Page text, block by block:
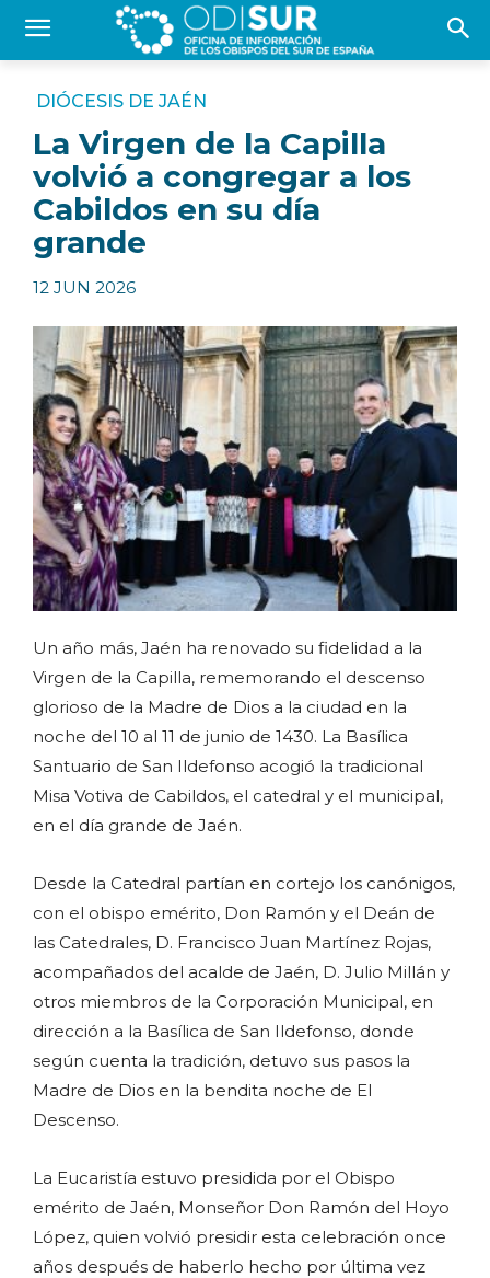
DIÓCESIS DE JAÉN
La Virgen de la Capilla
volvió a congregar a los
Cabildos en su día
grande
12 JUN 2026
Un año más, Jaén ha renovado su fidelidad a la
Virgen de la Capilla, rememorando el descenso
glorioso de la Madre de Dios a la ciudad en la
noche del 10 al 11 de junio de 1430. La Basílica
Santuario de San Ildefonso acogió la tradicional
Misa Votiva de Cabildos, el catedral y el municipal,
en el día grande de Jaén.
Desde la Catedral partían en cortejo los canónigos,
con el obispo emérito, Don Ramón y el Deán de
las Catedrales, D. Francisco Juan Martínez Rojas,
acompañados del acalde de Jaén, D. Julio Millán y
otros miembros de la Corporación Municipal, en
dirección a la Basílica de San Ildefonso, donde
según cuenta la tradición, detuvo sus pasos la
Madre de Dios en la bendita noche de El
Descenso.
La Eucaristía estuvo presidida por el Obispo
emérito de Jaén, Monseñor Don Ramón del Hoyo
López, quien volvió presidir esta celebración once
años después de haberlo hecho por última vez